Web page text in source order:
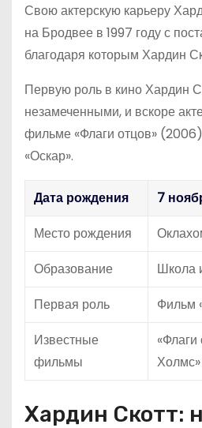
Свою актерскую карьеру
на Бродвее в 1997 году с
благодаря которым Хардин
Первую роль в кино Хардин
незамеченными, и вскоре
фильме «Флаги отцов»
«Оскар».
Дата рождения
7
Место рождения
Образование
Школа
Первая роль
Фильм
Известные
фильмы
Хардин Скотт: